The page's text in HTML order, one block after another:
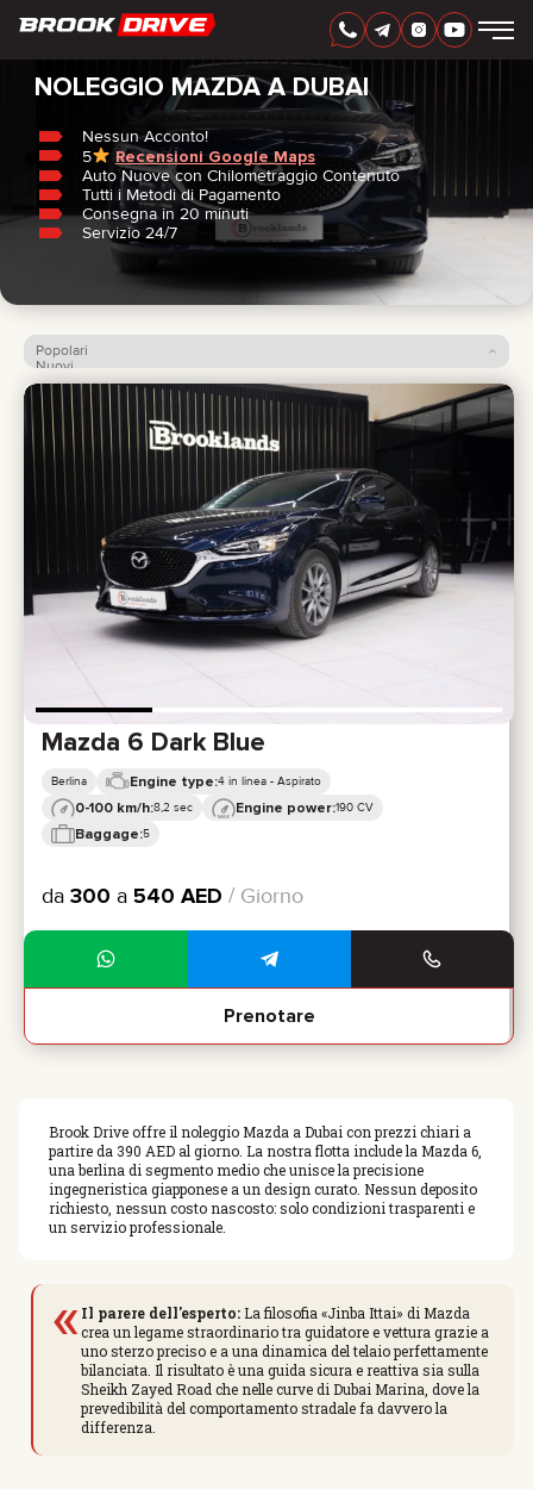
AED
MARCHI
PERIODO DI NOLEGGIO
MIGLIORI OFFERTE
FAQ
CERTIFICATES
COLLABORAZIONE
NOLEGGIA E DIVENTA TUO
info@brook-drive.rent
+ 971 52 193 88 88
+ 7 925 283 88 88
Casa/ Mazda
NOLEGGIO MAZDA A DUBAI
Nessun Acconto!
5
Recensioni Google Maps
Auto Nuove con Chilometraggio Contenuto
Tutti i Metodi di Pagamento
Consegna in 20 minuti
Servizio 24/7
Popolari
Nuovi
Prezzo: dal più basso
Prezzo: dal più alto
Mazda 6 Dark Blue
Berlina Engine type:4 in linea - Aspirato
0-100 km/h:8,2 sec Engine power:190 CV
Baggage:5
da 300 a 540 AED / Giorno
Prenotare
Brook Drive offre il noleggio Mazda a Dubai con prezzi chiari a
partire da 390 AED al giorno. La nostra flotta include la Mazda 6,
una berlina di segmento medio che unisce la precisione
ingegneristica giapponese a un design curato. Nessun deposito
richiesto, nessun costo nascosto: solo condizioni trasparenti e
un servizio professionale.
« Il parere dell'esperto:La filosofia «Jinba Ittai» di Mazda
crea un legame straordinario tra guidatore e vettura grazie a
uno sterzo preciso e a una dinamica del telaio perfettamente
bilanciata. Il risultato è una guida sicura e reattiva sia sulla
Sheikh Zayed Road che nelle curve di Dubai Marina, dove la
prevedibilità del comportamento stradale fa davvero la
differenza.